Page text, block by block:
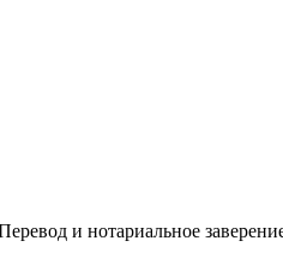
и нотариальное